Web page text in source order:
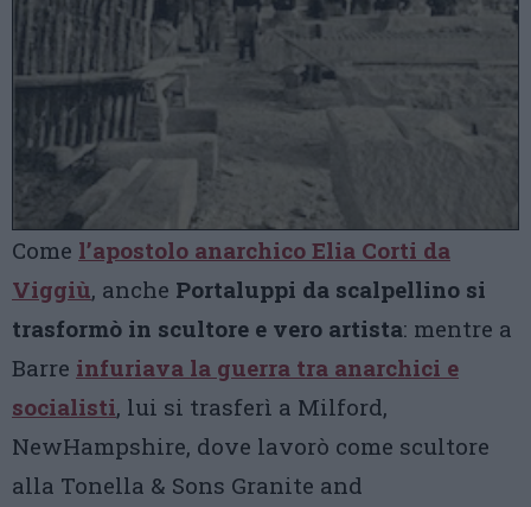
Come l’apostolo anarchico Elia Corti da
Viggiù, anche Portaluppi da scalpellino si
trasformò in scultore e vero artista: mentre a
Barre infuriava la guerra tra anarchici e
socialisti, lui si trasferì a Milford,
NewHampshire, dove lavorò come scultore
alla Tonella & Sons Granite and